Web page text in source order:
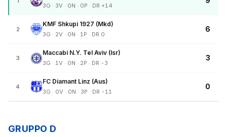
3G · 3V · 0N · 0P · DR +14
2
KMF Shkupi 1927 (Mkd)
3G · 2V · 0N · 1P · DR 0
6
3
Maccabi N.Y. Tel Aviv (Isr)
3G · 1V · 0N · 2P · DR -3
3
4
FC Diamant Linz (Aus)
3G · 0V · 0N · 3P · DR -11
0
GRUPPO D